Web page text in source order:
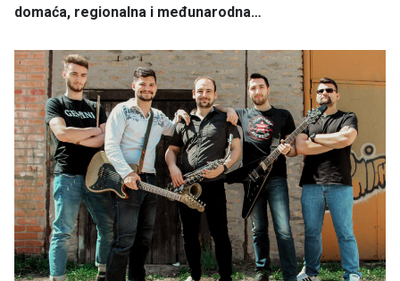
domaća, regionalna i međunarodna…